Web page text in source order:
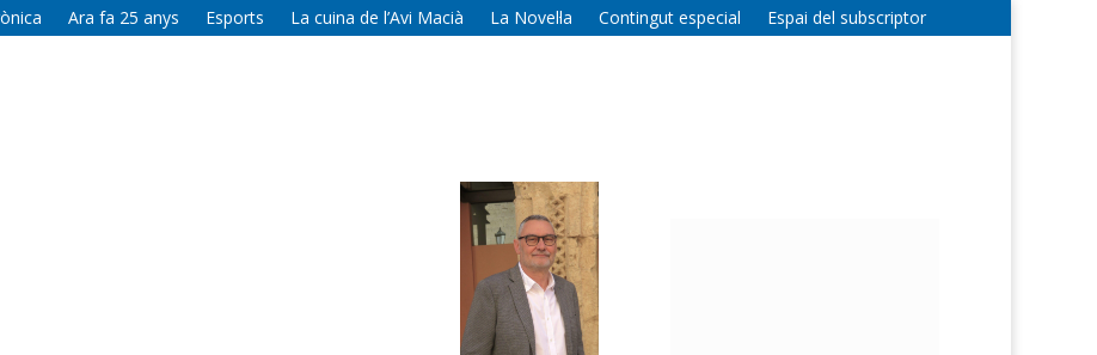
Ara fa 25 anys Esports La cuina de l’Avi Macià La Novel·la Contingut especial Espai del subscriptor